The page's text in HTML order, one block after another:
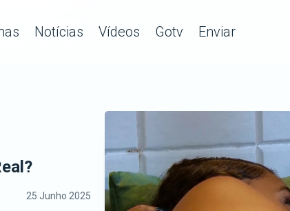
Notícias Vídeos Gotv Enviar
25 Junho 2025